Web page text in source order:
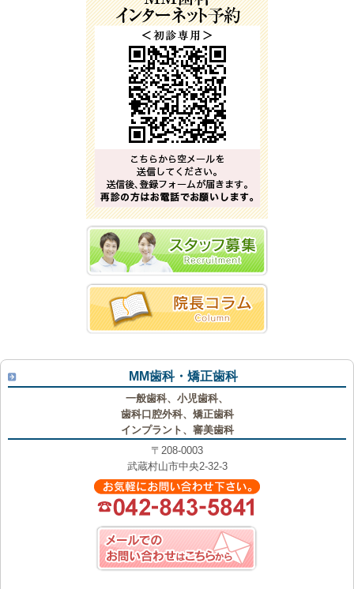
MM歯科・矯正歯科
一般歯科、小児歯科、
歯科口腔外科、矯正歯科
インプラント、審美歯科
〒208-0003
武蔵村山市中央2-32-3